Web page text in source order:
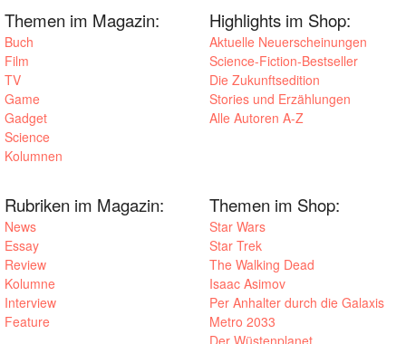
Themen im Magazin:
Buch
Film
TV
Game
Gadget
Science
Kolumnen
Highlights im Shop:
Aktuelle Neuerscheinungen
Science-Fiction-Bestseller
Die Zukunftsedition
Stories und Erzählungen
Alle Autoren A-Z
Rubriken im Magazin:
News
Essay
Review
Kolumne
Interview
Feature
Themen im Shop:
Star Wars
Star Trek
The Walking Dead
Isaac Asimov
Per Anhalter durch die Galaxis
Metro 2033